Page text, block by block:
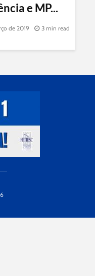
e MP...
de 2019 3 min read